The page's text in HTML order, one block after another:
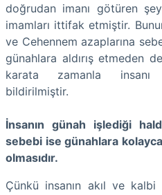
doğrudan imanı götüren
imamları ittifak etmiştir.
ve Cehennem azaplarına
günahlara aldırış etmeden
karata zamanla insanı
bildirilmiştir.
İnsanın günah işlediği
sebebi ise günahlara
olmasıdır.
Çünkü insanın akıl ve kalbi